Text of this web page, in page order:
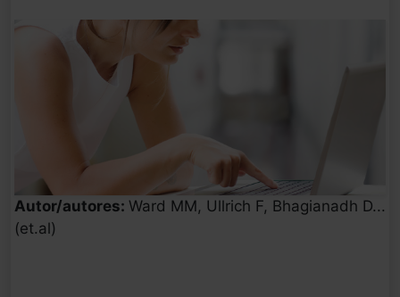
Autor/autores: Ward MM, Ullrich F, Bhagianadh D...
(et.al)